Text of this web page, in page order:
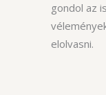
gondol az
elolvasni.